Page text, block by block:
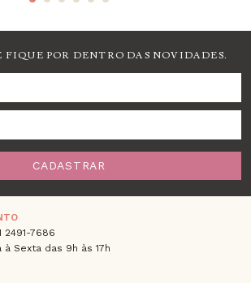
FIQUE POR DENTRO DAS NOVIDADES.
CADASTRAR
2491-7686
à Sexta das 9h às 17h